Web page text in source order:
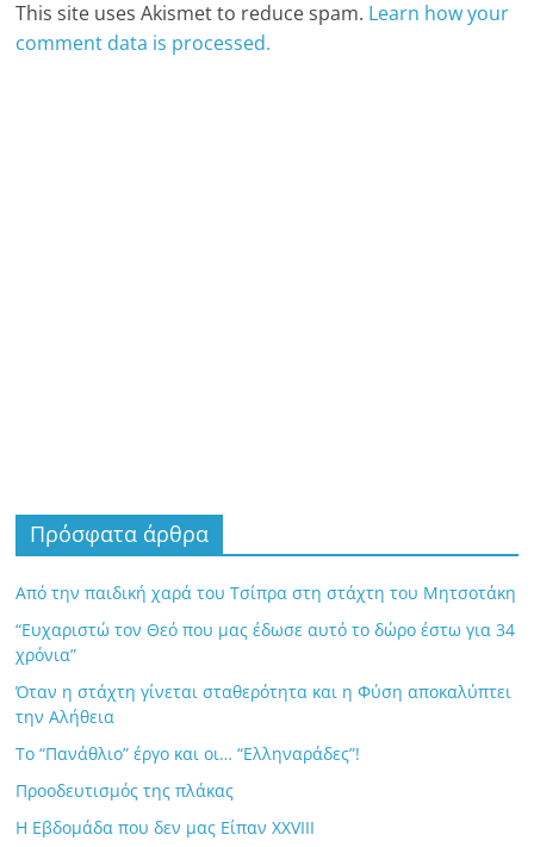
This site uses Akismet to reduce spam. Learn how your
comment data is processed.
Πρόσφατα άρθρα
Από την παιδική χαρά του Τσίπρα στη στάχτη του Μητσοτάκη
“Ευχαριστώ τον Θεό που μας έδωσε αυτό το δώρο έστω για 34
χρόνια”
Όταν η στάχτη γίνεται σταθερότητα και η Φύση αποκαλύπτει
την Αλήθεια
Το “Πανάθλιο” έργο και οι… “Ελληναράδες”!
Προοδευτισμός της πλάκας
Η Εβδομάδα που δεν μας Είπαν XXVIII